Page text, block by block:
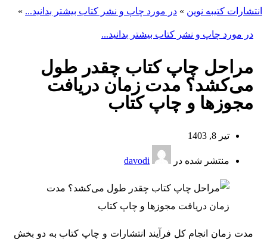
انتشارات کتیبه نوین » در مورد چاپ و نشر کتاب بیشتر بدانید... »
در مورد چاپ و نشر کتاب بیشتر بدانید...
مراحل چاپ کتاب چقدر طول
می‌کشد؟ مدت زمان دریافت
مجوزها و چاپ کتاب
تیر 8, 1403
منتشر شده در davodi
مدت زمان انجام کل فرآیند انتشارات و چاپ کتاب به دو بخش